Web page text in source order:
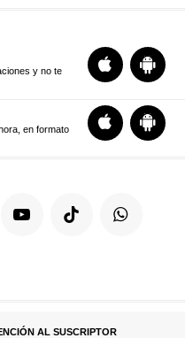
y no te
en formato
AL SUSCRIPTOR